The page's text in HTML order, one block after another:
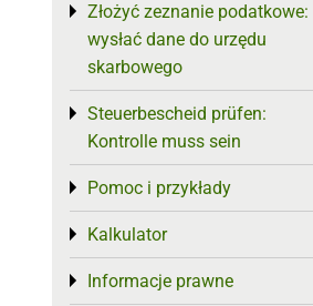
Złożyć zeznanie podatkowe:
wysłać dane do urzędu
skarbowego
Toggle menu
Steuerbescheid prüfen:
Kontrolle muss sein
Toggle menu
Pomoc i przykłady
Toggle menu
Kalkulator
Toggle menu
Informacje prawne
Toggle menu